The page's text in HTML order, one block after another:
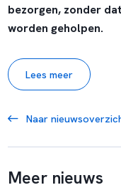
bezorgen, zonder
worden geholpen.
Lees meer
Naar
Meer nieuws